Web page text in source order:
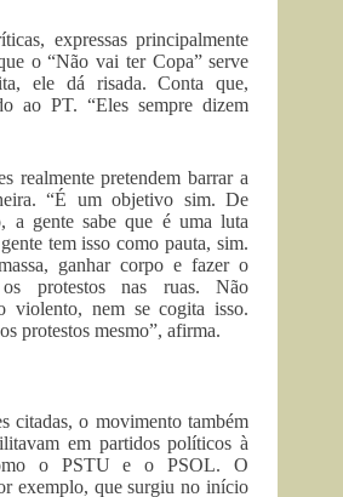
expressas principalmente
o “Não vai ter Copa” serve
ele dá risada. Conta que,
ao PT. “Eles sempre dizem
realmente pretendem barrar a
“É um objetivo sim. De
a gente sabe que é uma luta
tem isso como pauta, sim.
ganhar corpo e fazer o
os protestos nas ruas. Não
violento, nem se cogita isso.
protestos mesmo”, afirma.
citadas, o movimento também
em partidos políticos à
o PSTU e o PSOL. O
exemplo, que surgiu no início